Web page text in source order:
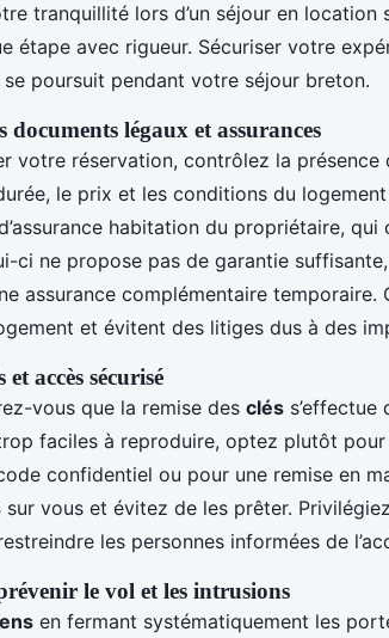
tranquillité lors d’un séjour en location
étape avec rigueur. Sécuriser votre
se poursuit pendant votre séjour breton.
documents légaux et assurances
votre réservation, contrôlez la présence
le prix et les conditions du
habitation du propriétaire,
ci ne propose pas de garantie
assurance complémentaire
et évitent des litiges dus à des
et accès sécurisé
vous que la remise des clés s’effectue
faciles à reproduire, optez plutôt
confidentiel ou pour une remise en
sur vous et évitez de les prêter.
les personnes informées de
le vol et les intrusions
en fermant systématiquement les